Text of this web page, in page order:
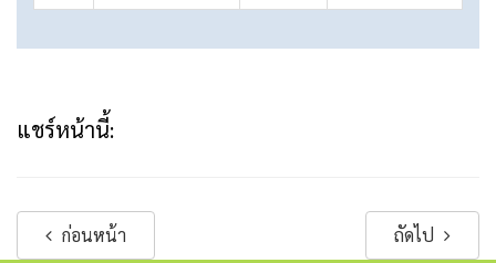
แชร์หน้านี้:
ก่อนหน้า ถัดไป